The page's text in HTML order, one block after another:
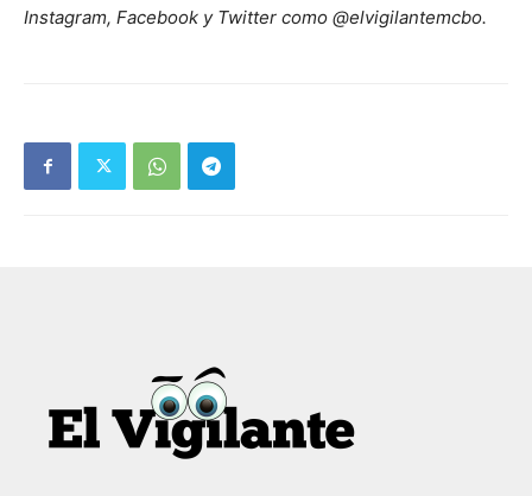
Instagram, Facebook y Twitter como @elvigilantemcbo.